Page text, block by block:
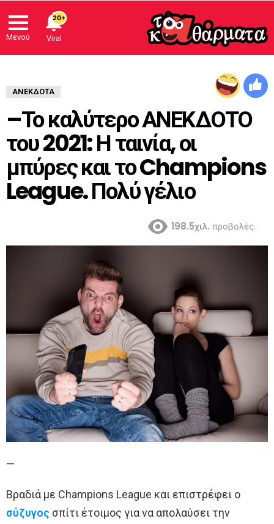
Μενού
ΑΝΈΚΔΟΤΑ
–Το καλύτερο ΑΝΕΚΔΟΤΟ
του 2021: Η ταινία, οι
μπύρες και το Champions
League. Πολύ γέλιο
198.5χιλ. προβολές.
—
Βραδιά με Champions League και επιστρέφει ο
σύζυγος σπίτι έτοιμος για να απολαύσει την
20+
Viral